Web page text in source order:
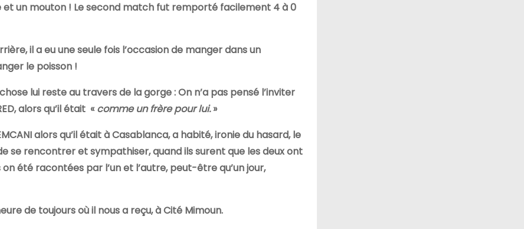
et un mouton ! Le second match fut remporté facilement 4 à 0
il a eu une seule fois l’occasion de manger dans un
le poisson !
lui reste au travers de la gorge : On n’a pas pensé l’inviter
alors qu’il était «comme un frère pour lui.»
alors qu’il était à Casablanca, a habité, ironie du hasard, le
se rencontrer et sympathiser, quand ils surent que les deux ont
été racontées par l’un et l’autre, peut-être qu’un jour,
de toujours où il nous a reçu, à Cité Mimoun.